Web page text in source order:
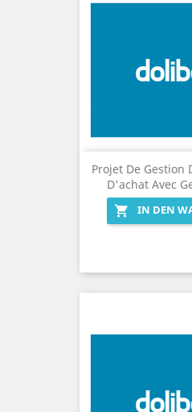
Projet De Gestion
D'achat Avec

IN DEN